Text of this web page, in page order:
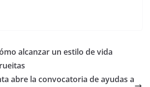
alcanzar un estilo de vida
abre la convocatoria de ayudas a